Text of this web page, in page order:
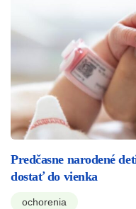
Predčasne narodené
dostať do vienka
ochorenia